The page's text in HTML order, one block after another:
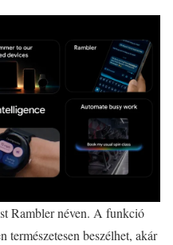
Rambler néven. A funkció
természetesen beszélhet, akár